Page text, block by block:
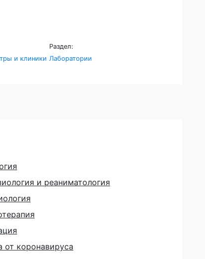
и клиники
Раздел:
Лаборатории
и реаниматология
от коронавируса